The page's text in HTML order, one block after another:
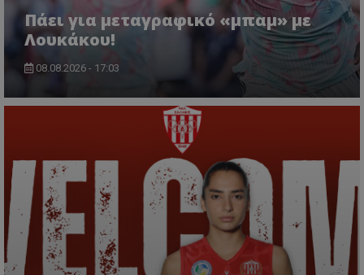
Πάει για μεταγραφικό «μπαμ» με
Λουκάκου!
08.08.2026 - 17:03